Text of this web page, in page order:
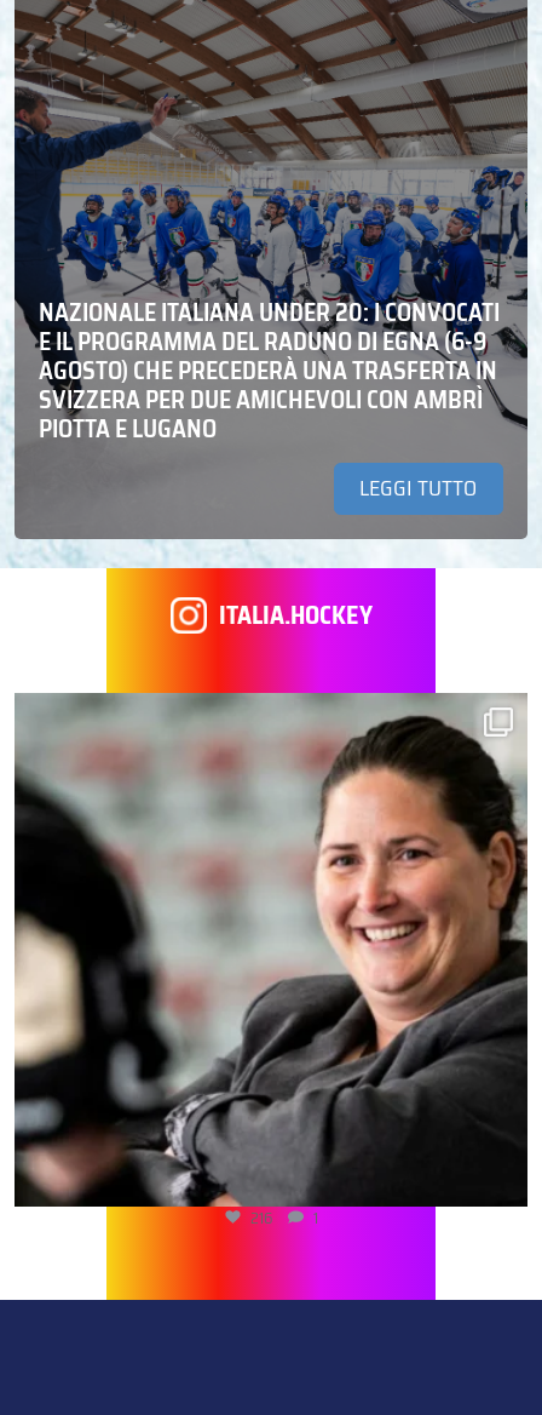
NAZIONALE ITALIANA UNDER 20: I CONVOCATI
E IL PROGRAMMA DEL RADUNO DI EGNA (6-9
AGOSTO) CHE PRECEDERÀ UNA TRASFERTA IN
SVIZZERA PER DUE AMICHEVOLI CON AMBRÌ
PIOTTA E LUGANO
LEGGI TUTTO
ITALIA.HOCKEY
216 1